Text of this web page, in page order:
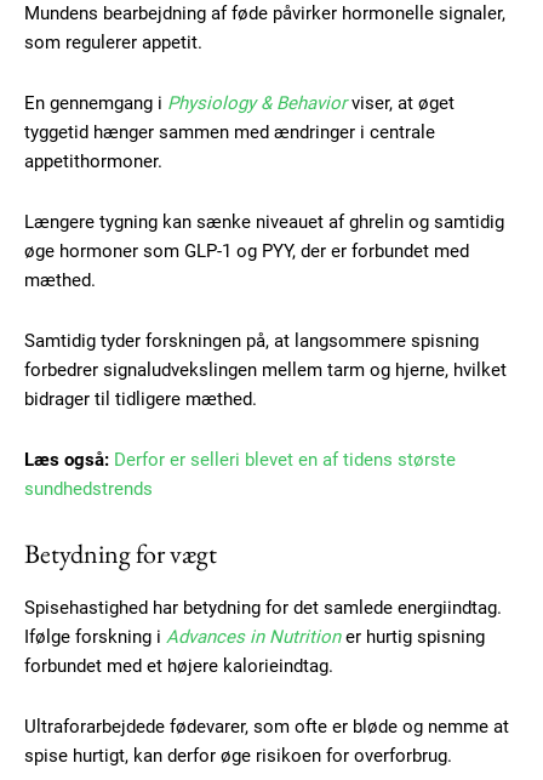
Subscription Plans
Mundens bearbejdning af føde påvirker hormonelle signaler,
som regulerer appetit.
En gennemgang i Physiology & Behaviorviser, at øget
tyggetid hænger sammen med ændringer i centrale
appetithormoner.
Længere tygning kan sænke niveauet af ghrelin og samtidig
øge hormoner som GLP-1 og PYY, der er forbundet med
mæthed.
Samtidig tyder forskningen på, at langsommere spisning
forbedrer signaludvekslingen mellem tarm og hjerne, hvilket
bidrager til tidligere mæthed.
Læs også: Derfor er selleri blevet en af tidens største
sundhedstrends
Betydning for vægt
Spisehastighed har betydning for det samlede energiindtag.
Ifølge forskning i Advances in Nutritioner hurtig spisning
forbundet med et højere kalorieindtag.
Ultraforarbejdede fødevarer, som ofte er bløde og nemme at
spise hurtigt, kan derfor øge risikoen for overforbrug.